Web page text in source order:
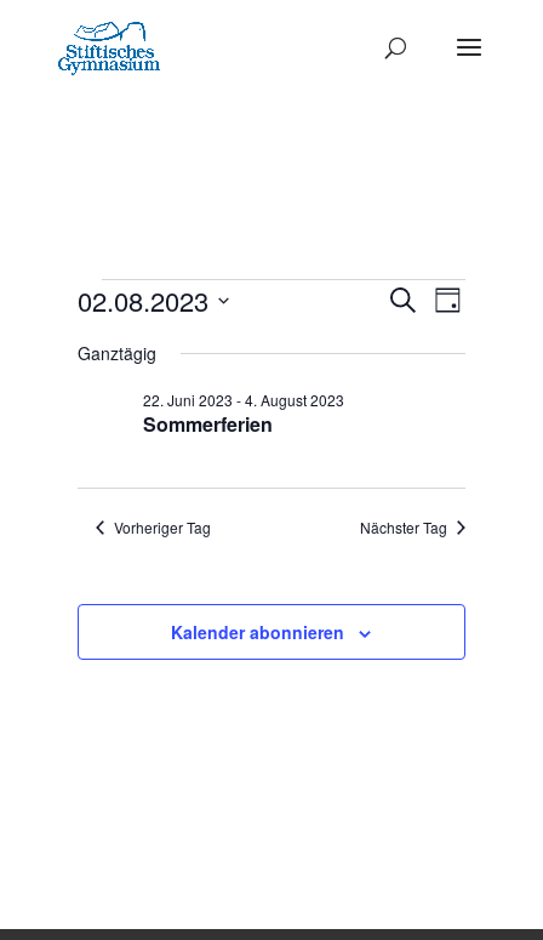
Termine
für
August
2023
Termine
Such-
SucheTag
02.08.2023
wählen.
Ganztägig
Sommerferien
22. Juni 2023 -4. August 2023
Vorheriger Tag Nächster Tag
Kalender abonnieren